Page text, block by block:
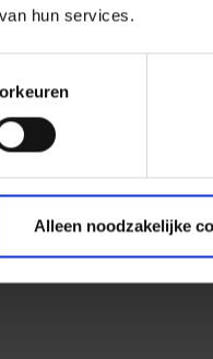
hun services.
Alleen noodzakelijke